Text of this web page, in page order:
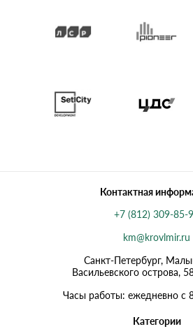
Контактная
+7 (812) 309-85-
km@krovlmir.ru
Санкт-Петербург,
Васильевского острова,
Часы работы: ежедневно с
Категории